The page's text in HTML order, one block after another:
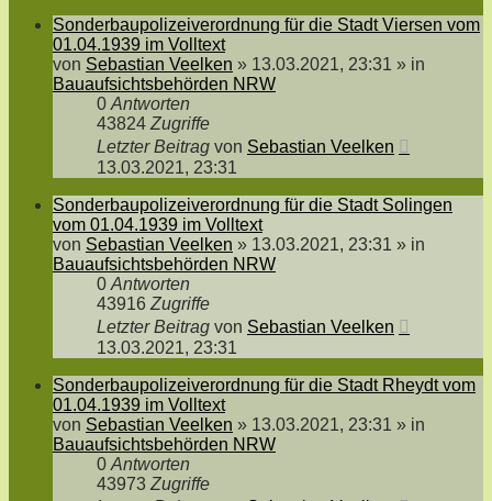
Sonderbaupolizeiverordnung für die Stadt Viersen vom
01.04.1939 im Volltext
von Sebastian Veelken » 13.03.2021, 23:31 » in
Bauaufsichtsbehörden NRW
0 Antworten
43824 Zugriffe
Letzter Beitrag von Sebastian Veelken
13.03.2021, 23:31
Sonderbaupolizeiverordnung für die Stadt Solingen
vom 01.04.1939 im Volltext
von Sebastian Veelken » 13.03.2021, 23:31 » in
Bauaufsichtsbehörden NRW
0 Antworten
43916 Zugriffe
Letzter Beitrag von Sebastian Veelken
13.03.2021, 23:31
Sonderbaupolizeiverordnung für die Stadt Rheydt vom
01.04.1939 im Volltext
von Sebastian Veelken » 13.03.2021, 23:31 » in
Bauaufsichtsbehörden NRW
0 Antworten
43973 Zugriffe